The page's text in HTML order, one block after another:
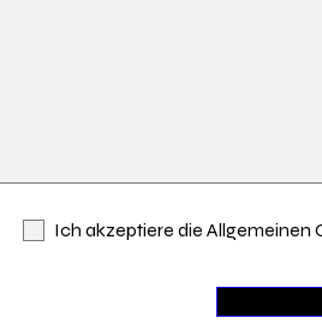
Ich akzeptiere die